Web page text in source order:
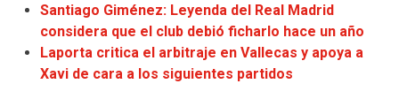
Santiago Giménez: Leyenda del Real Madrid
considera que el club debió ficharlo hace un año
Laporta critica el arbitraje en Vallecas y apoya a
Xavi de cara a los siguientes partidos